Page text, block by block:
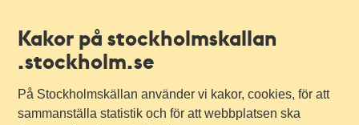
Kakor på stockholmskallan
.stockholm.se
På Stockholmskällan använder vi kakor, cookies, för att
sammanställa statistik och för att webbplatsen ska